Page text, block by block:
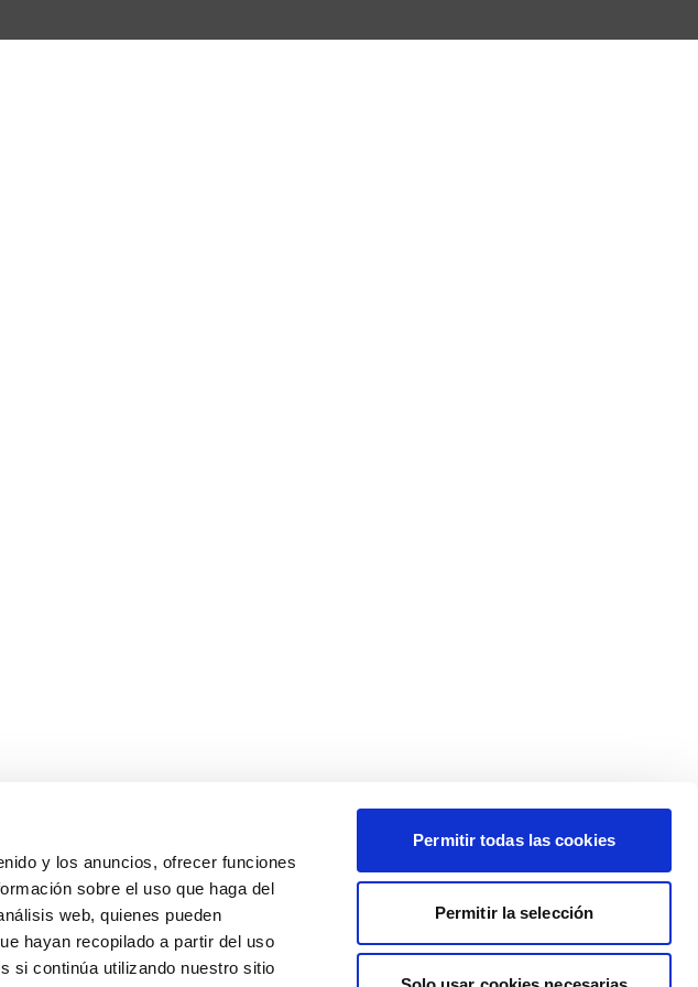
y los anuncios, ofrecer funciones
sobre el uso que haga del
web, quienes pueden
hayan recopilado a partir del uso
si continúa utilizando nuestro sitio
Permitir todas las cookies
Permitir la selección